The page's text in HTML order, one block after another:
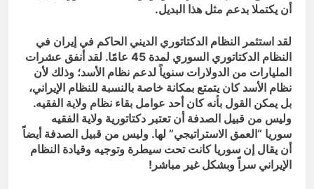
أن يكتملا بدعم مثل هذا البديل.
لقد استثمر النظام الدكتاتوري الديني الحاكم في إيران في
النظام الدكتاتوري السوري لمدة 45 عامًا. لقد أنفق عشرات
المليارات من الدولارات سنوياً لدعم نظام الأسد؛ وذلك لأن
نظام الأسد كان يتمتع بمكانة خاصة بالنسبة للنظام الإيراني،
بل يمكن القول بأنه كان أحد عوامل بقاء نظام ولاية الفقيه.
وليس من قبيل الصدفة أن تعتبر دكتاتورية ولاية الفقيه
سوريا “العمق الاستراتيجي” لها. وليس من قبيل الصدفة أيضاً
أن يقال إن سوريا كانت تحت سيطرة وتوجيه وقيادة النظام
الإيراني سراً وبشكل غير مباشر!